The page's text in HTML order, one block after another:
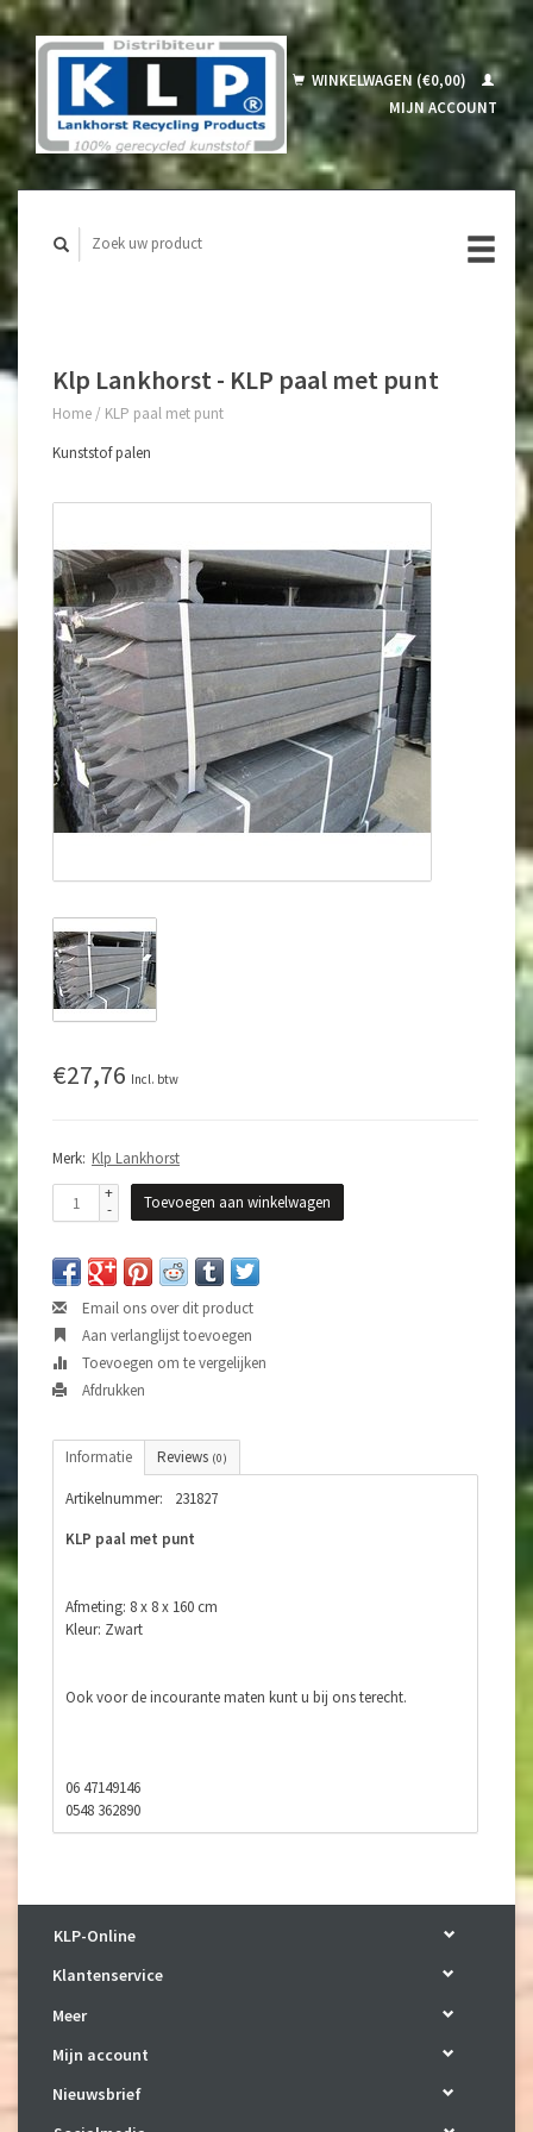
WINKELWAGEN (€0,00)
MIJN ACCOUNT
Klp Lankhorst - KLP paal met punt
Home / KLP paal met punt
Kunststof palen
€27,76 Incl. btw
Merk: Klp Lankhorst
+
-
Toevoegen aan winkelwagen
Email ons over dit product
Aan verlanglijst toevoegen
Toevoegen om te vergelijken
Afdrukken
Informatie Reviews (0)
Artikelnummer:
231827
KLP paal met punt
Afmeting: 8 x 8 x 160 cm
Kleur: Zwart
Ook voor de incourante maten kunt u bij ons terecht.
06 47149146
0548 362890
Facebook: https://www.facebook.com/klponline/
KLP-Online
Klantenservice
Meer
Mijn account
Nieuwsbrief